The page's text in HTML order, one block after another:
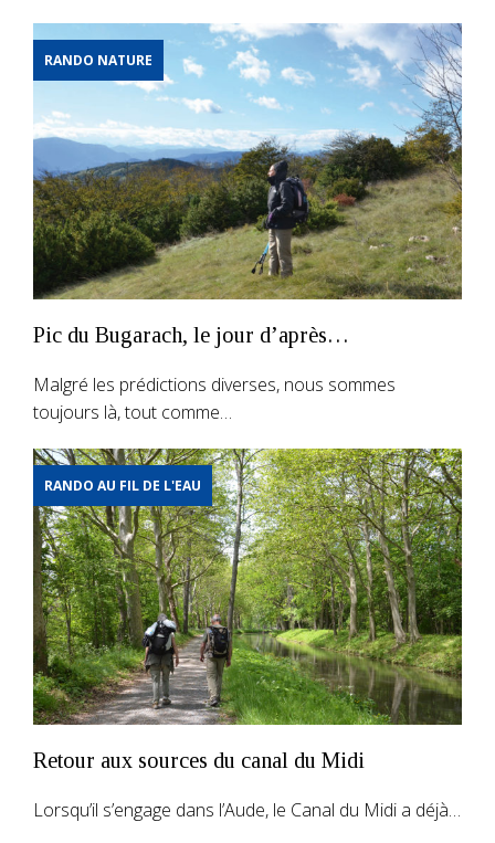
RANDO NATURE
Pic du Bugarach, le jour d’après…
Malgré les prédictions diverses, nous sommes
toujours là, tout comme…
RANDO AU FIL DE L'EAU
Retour aux sources du canal du Midi
Lorsqu’il s’engage dans l’Aude, le Canal du Midi a déjà…